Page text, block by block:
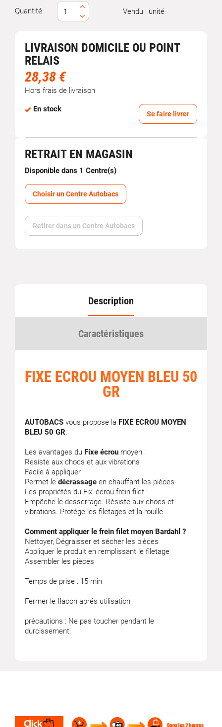
Quantité Vendu : unité
LIVRAISON DOMICILE OU POINT
RELAIS
28,38 €
Hors frais de livraison
En stock
Se faire livrer
RETRAIT EN MAGASIN
Disponible dans 1 Centre(s)
Choisir un Centre Autobacs
Retirer dans un Centre Autobacs
Description
Caractéristiques
FIXE ECROU MOYEN BLEU 50
GR
AUTOBACS vous propose la FIXE ECROU MOYEN
BLEU 50 GR.
Les avantages du Fixe écrou moyen :
Resiste aux chocs et aux vibrations
Facile à appliquer
Permet le décrassage en chauffant les pièces
Les propriétés du Fix' écrou frein filet :
Empêche le desserrage. Résiste aux chocs et
vibrations. Protège les filetages et la rouille.
Comment appliquer le frein filet moyen Bardahl ?
Nettoyer, Dégraisser et sécher les pièces
Appliquer le produit en remplissant le filetage
Assembler les pièces
Temps de prise : 15 min
Fermer le flacon aprés utilisation
précautions : Ne pas toucher pendant le
durcissement.